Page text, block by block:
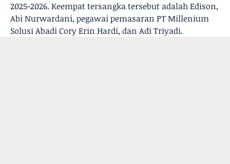
2025-2026. Keempat tersangka tersebut adalah Edison,
Abi Nurwardani, pegawai pemasaran PT Millenium
Solusi Abadi Cory Erin Hardi, dan Adi Triyadi.